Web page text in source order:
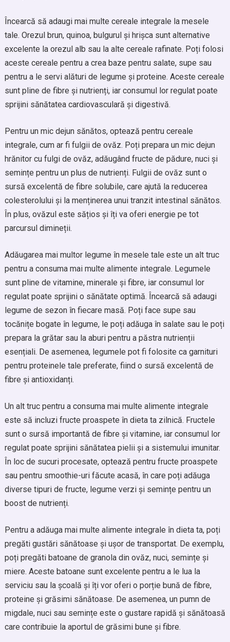
Încearcă să adaugi mai multe cereale integrale la mesele
tale. Orezul brun, quinoa, bulgurul și hrișca sunt alternative
excelente la orezul alb sau la alte cereale rafinate. Poți folosi
aceste cereale pentru a crea baze pentru salate, supe sau
pentru a le servi alături de legume și proteine. Aceste cereale
sunt pline de fibre și nutrienți, iar consumul lor regulat poate
sprijini sănătatea cardiovasculară și digestivă.
Pentru un mic dejun sănătos, optează pentru cereale
integrale, cum ar fi fulgii de ovăz. Poți prepara un mic dejun
hrănitor cu fulgi de ovăz, adăugând fructe de pădure, nuci și
semințe pentru un plus de nutrienți. Fulgii de ovăz sunt o
sursă excelentă de fibre solubile, care ajută la reducerea
colesterolului și la menținerea unui tranzit intestinal sănătos.
În plus, ovăzul este sățios și îți va oferi energie pe tot
parcursul dimineții.
Adăugarea mai multor legume în mesele tale este un alt truc
pentru a consuma mai multe alimente integrale. Legumele
sunt pline de vitamine, minerale și fibre, iar consumul lor
regulat poate sprijini o sănătate optimă. Încearcă să adaugi
legume de sezon în fiecare masă. Poți face supe sau
tocănițe bogate în legume, le poți adăuga în salate sau le poți
prepara la grătar sau la aburi pentru a păstra nutrienții
esențiali. De asemenea, legumele pot fi folosite ca garnituri
pentru proteinele tale preferate, fiind o sursă excelentă de
fibre și antioxidanți.
Un alt truc pentru a consuma mai multe alimente integrale
este să incluzi fructe proaspete în dieta ta zilnică. Fructele
sunt o sursă importantă de fibre și vitamine, iar consumul lor
regulat poate sprijini sănătatea pielii și a sistemului imunitar.
În loc de sucuri procesate, optează pentru fructe proaspete
sau pentru smoothie-uri făcute acasă, în care poți adăuga
diverse tipuri de fructe, legume verzi și semințe pentru un
boost de nutrienți.
Pentru a adăuga mai multe alimente integrale în dieta ta, poți
pregăti gustări sănătoase și ușor de transportat. De exemplu,
poți pregăti batoane de granola din ovăz, nuci, semințe și
miere. Aceste batoane sunt excelente pentru a le lua la
serviciu sau la școală și îți vor oferi o porție bună de fibre,
proteine și grăsimi sănătoase. De asemenea, un pumn de
migdale, nuci sau semințe este o gustare rapidă și sănătoasă
care contribuie la aportul de grăsimi bune și fibre.